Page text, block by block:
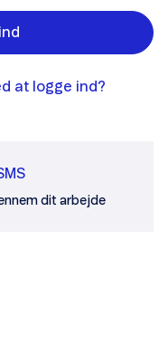
at logge ind?
dit arbejde